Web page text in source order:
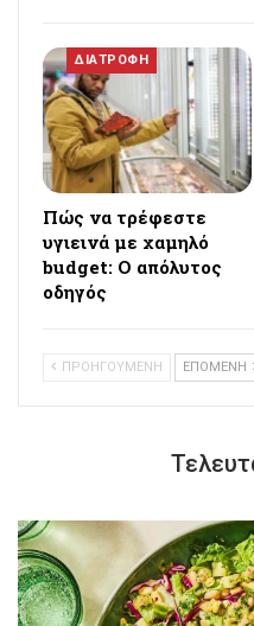
ΔΙΑΤΡΟΦΗ
Πώς να τρέφεστε
υγιεινά με χαμηλό
budget: Ο απόλυτος
οδηγός
ΠΡΟΗΓΟΥΜΕΝΗ ΕΠΟΜΕΝΗ